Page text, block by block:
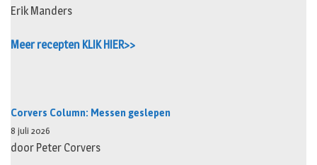
Erik Manders
Meer recepten KLIK HIER>>
Corvers Column: Messen geslepen
8 juli 2026
door Peter Corvers